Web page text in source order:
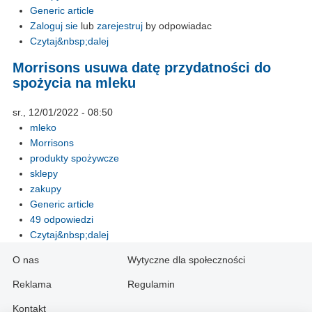
Generic article
Zaloguj sie lub zarejestruj by odpowiadac
Czytaj&nbsp;dalej
Morrisons usuwa datę przydatności do
spożycia na mleku
sr., 12/01/2022 - 08:50
mleko
Morrisons
produkty spożywcze
sklepy
zakupy
Generic article
49 odpowiedzi
Czytaj&nbsp;dalej
O nas
Reklama
Kontakt
Wytyczne dla społeczności
Regulamin